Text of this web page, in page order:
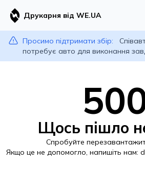
Друкарня від WE.UA
Просимо підтримати збір:
потребує авто для виконання
Щось пішло
Спробуйте
Якщо це не допомогло, напишіть нам: